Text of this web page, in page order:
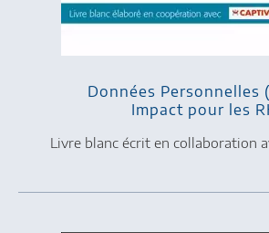
Données Personnelles
Impact pour les
Livre blanc écrit en collaboration